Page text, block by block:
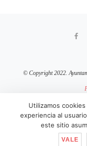
© Copyright 2022.
sitio web
Utilizamos
experiencia al
este sitio
VALE